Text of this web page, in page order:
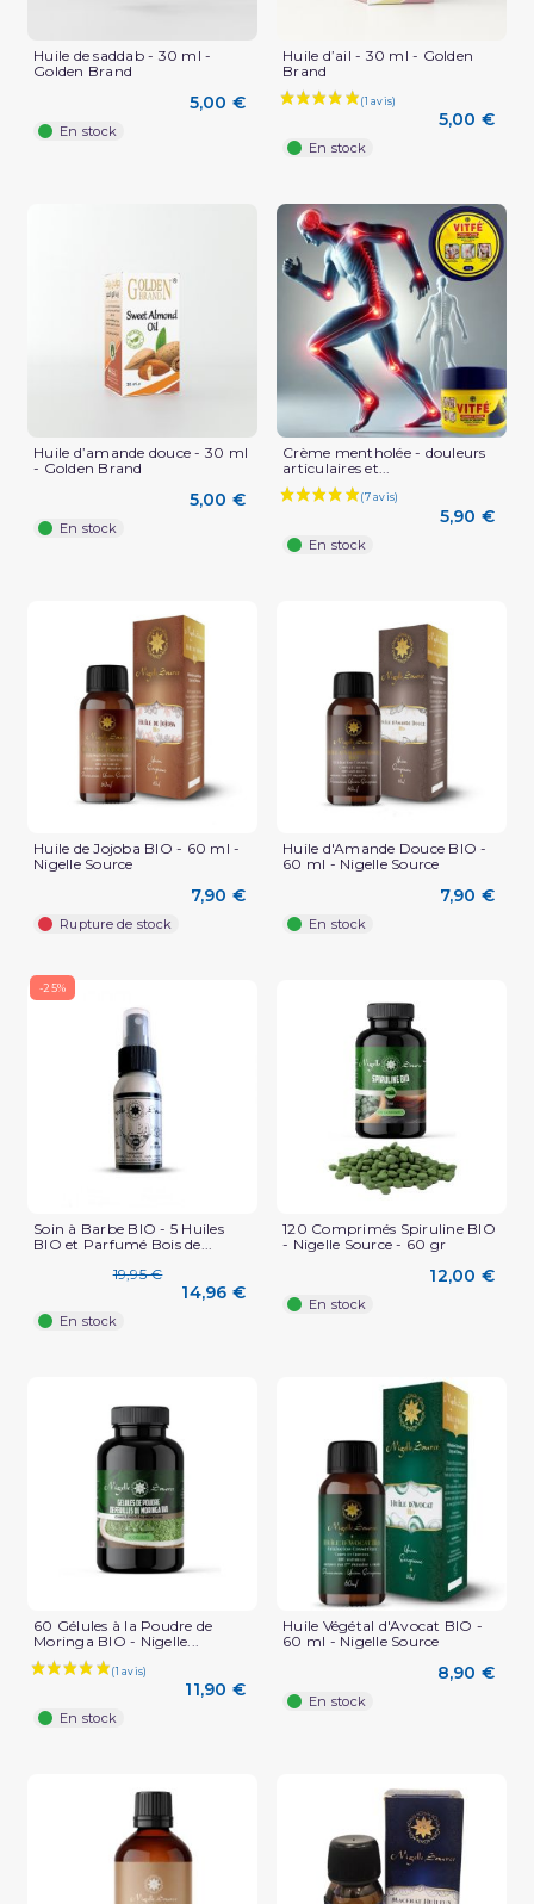
Huile de saddab - 30 ml -
Golden Brand
5,00 €
En stock
Huile d’ail - 30 ml - Golden
Brand
5,00 €
En stock
Huile d’amande douce - 30 ml
- Golden Brand
5,00 €
En stock
Crème mentholée - douleurs
articulaires et...
5,90 €
En stock
Huile de Jojoba BIO - 60 ml -
Nigelle Source
7,90 €
Rupture de stock
Huile d'Amande Douce BIO -
60 ml - Nigelle Source
7,90 €
En stock
-25%
Soin à Barbe BIO - 5 Huiles
BIO et Parfumé Bois de...
19,95 €
14,96 €
En stock
120 Comprimés Spiruline BIO
- Nigelle Source - 60 gr
12,00 €
En stock
60 Gélules à la Poudre de
Moringa BIO - Nigelle...
11,90 €
En stock
Huile Végétal d'Avocat BIO -
60 ml - Nigelle Source
8,90 €
En stock